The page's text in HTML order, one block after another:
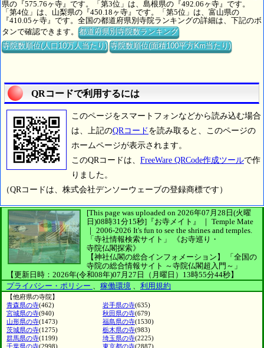
県の『575.76ヶ寺』です。「第3位」は、島根県の『492.06ヶ寺』です。
「第4位」は、山梨県の『450.18ヶ寺』です。「第5位」は、富山県の
『410.05ヶ寺』です。全国の都道府県別寺院ランキングの詳細は、下記のボ
タンで確認できます。都道府県別寺院数ランキング
寺院数順位(人口10万人当たり) 寺院数順位(面積100平方Km当たり)
QRコードで利用するには
このページをスマートフォンなどから読み込む場合
は、上記のQRコード を読み取ると、このページの
ホームページが表示されます。
このQRコードは、 FreeWare QRCode作成ツールで作
りました。
（QRコードは、株式会社デンソーウェーブの登録商標です）
[This page was uploaded on 2026年07月28日(火曜
日)08時31分15秒] 『お寺メイト』 ｜ Temple Mate
｜ 2006-2026 It's fun to see the shrines and temples.
「寺社情報検索サイト」
《お寺巡り・
寺院仏閣探索》
【神社仏閣の総合インフォメーション】
「全国の
寺院の総合情報サイト ～寺院仏閣超入門～」
【更新日時：2026年(令和08年)07月27日（月曜日）13時55分44秒】
プライバシー・ポリシー 、 稼働環境 、 利用規約
【他府県の寺院】
青森県の寺(462) 岩手県の寺(635)
宮城県の寺(940) 秋田県の寺(679)
山形県の寺(1473) 福島県の寺(1530)
茨城県の寺(1275) 栃木県の寺(983)
群馬県の寺(1199) 埼玉県の寺(2225)
千葉県の寺(2998) 東京都の寺(2887)